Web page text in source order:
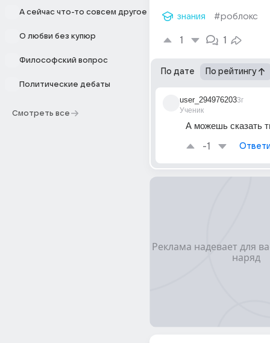
А сейчас что-то совсем другое
О любви без купюр
Философский вопрос
Политические дебаты
Смотреть все
знания #роблокс
1 1
По дате По рейтингу
user_294976203
Ученик
3г
А можешь сказать
-1